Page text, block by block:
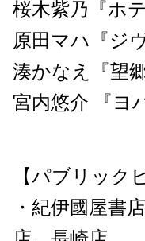
桜木紫乃『ホ
原田マハ『ジ
湊かなえ『望郷
宮内悠介 『ヨ
【パブリッ
・紀伊國屋書